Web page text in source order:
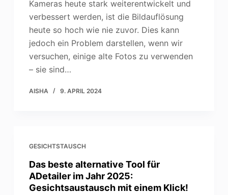
Kameras heute stark weiterentwickelt und
verbessert werden, ist die Bildauflösung
heute so hoch wie nie zuvor. Dies kann
jedoch ein Problem darstellen, wenn wir
versuchen, einige alte Fotos zu verwenden
– sie sind…
AISHA 9. APRIL 2024
GESICHTSTAUSCH
Das beste alternative Tool für
ADetailer im Jahr 2025:
Gesichtsaustausch mit einem Klick!